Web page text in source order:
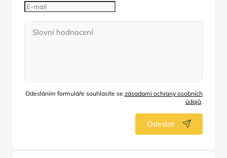
Odesláním formuláře souhlasíte se zásadami ochrany osobních
údajů.
Odeslat